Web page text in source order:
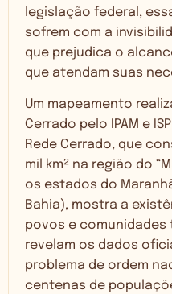
legislação federal,
sofrem com a
que prejudica o
que atendam suas
Um mapeamento
Cerrado pelo IPAM e
Rede Cerrado, que
mil km² na região do
os estados do
Bahia), mostra a
povos e
revelam os dados
problema de ordem
centenas de